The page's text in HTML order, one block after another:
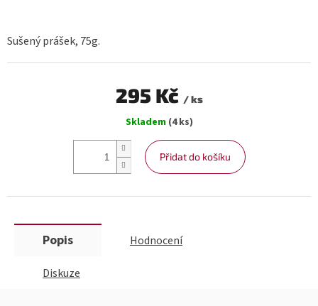
Sušený prášek, 75g.
295 Kč / ks
cena:
Skladem (4 ks)
Přidat do košíku
Popis Hodnocení
Diskuze